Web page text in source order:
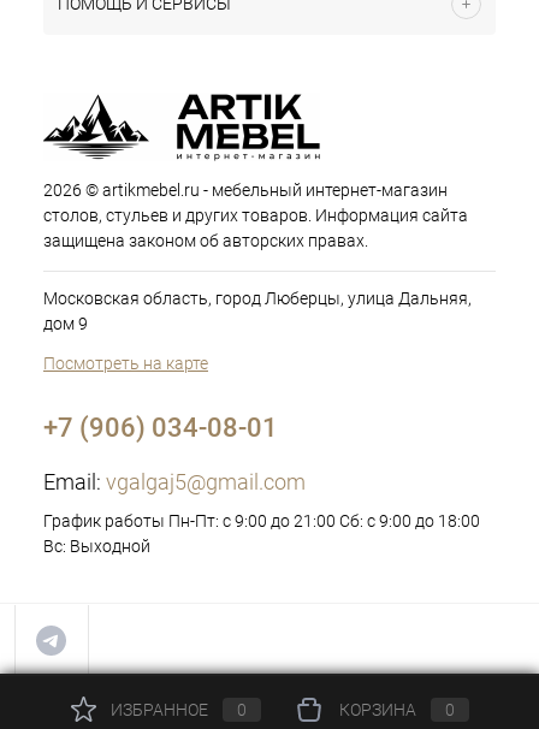
2026 © artikmebel.ru - мебельный интернет-магазин
столов, стульев и других товаров. Информация сайта
защищена законом об авторских правах.
Московская область, город Люберцы, улица Дальняя,
дом 9
Посмотреть на карте
+7 (906) 034-08-01
Email: vgalgaj5@gmail.com
График работы Пн-Пт: с 9:00 до 21:00 Сб: с 9:00 до 18:00
Вс: Выходной
ИЗБРАННОЕ 0 КОРЗИНА 0